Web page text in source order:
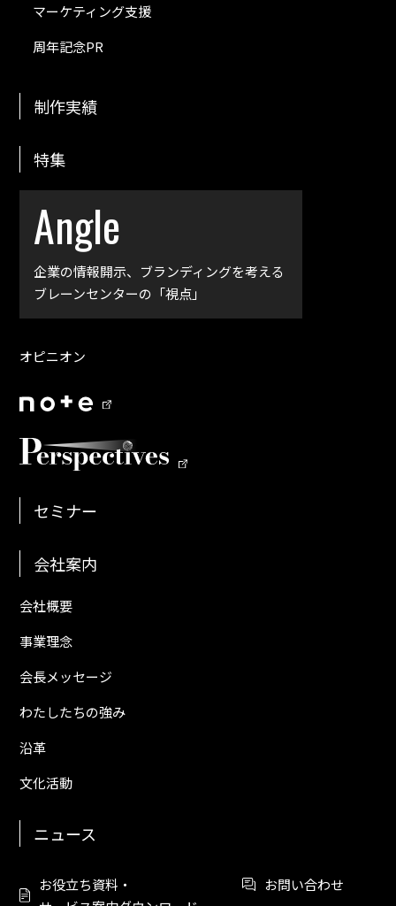
マーケティング支援
周年記念PR
制作実績
特集
Angle
企業の情報開示、 ブランディングを考える
ブレーンセンターの「視点」
オピニオン
セミナー
会社案内
会社概要
事業理念
会長メッセージ
わたしたちの強み
沿革
文化活動
ニュース
お役立ち資料・
お問い合わせ